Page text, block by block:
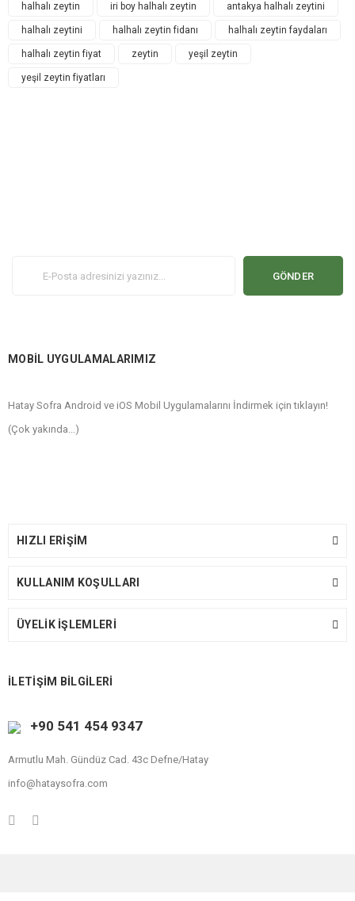
halhalı zeytin
iri boy halhalı zeytin antakya halhalı zeytini
halhalı zeytini halhalı zeytin fidanı halhalı zeytin faydaları
halhalı zeytin fiyat zeytin yeşil zeytin
yeşil zeytin fiyatları
GÖNDER
MOBİL UYGULAMALARIMIZ
Hatay Sofra Android ve iOS Mobil Uygulamalarını İndirmek için tıklayın!
(Çok yakında...)
HIZLI ERİŞİM
KULLANIM KOŞULLARI
ÜYELİK İŞLEMLERİ
İLETİŞİM BİLGİLERİ
+90 541 454 9347
Armutlu Mah. Gündüz Cad. 43c Defne/Hatay
info@hataysofra.com